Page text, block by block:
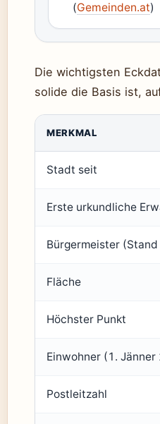
(Gemeinden.at)
Die wichtigsten
solide die Basis ist,
MERKMAL
Stadt seit
Erste urkundliche
Bürgermeister
Fläche
Höchster Punkt
Einwohner (1. Jänner
Postleitzahl